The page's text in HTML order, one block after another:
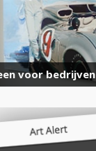
voor bedrijven